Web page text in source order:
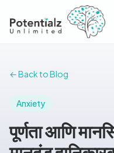
← Back to Blog
Anxiety
पूर्णता आणि